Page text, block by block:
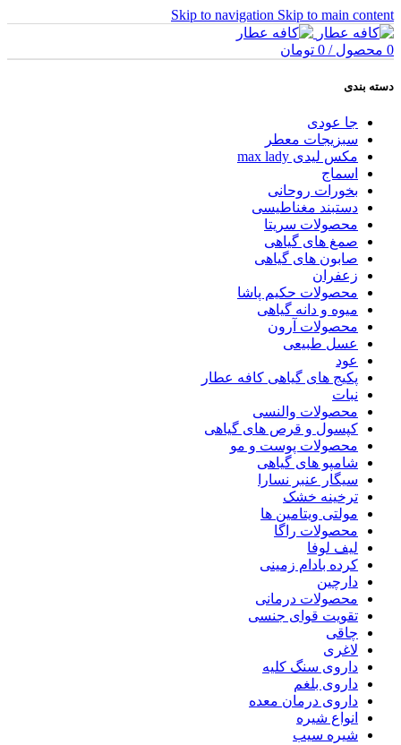
Skip to navigation Skip to main content
0 محصول /
0 تومان
دسته بندی
جا عودی
سبزیجات معطر
مکس لیدی max lady
اسماج
بخورات روحانی
دستبند مغناطیسی
محصولات سریتا
صمغ های گیاهی
صابون های گیاهی
زعفران
محصولات حکیم پاشا
میوه و دانه گیاهی
محصولات آرون
عسل طبیعی
عود
پکیج های گیاهی کافه عطار
نبات
محصولات والنسی
کپسول و قرص های گیاهی
محصولات پوست و مو
شامپو های گیاهی
سیگار عنبر نسارا
ترخینه خشک
مولتی ویتامین ها
محصولات راگا
لیف لوفا
کرده بادام زمینی
دارچین
محصولات درمانی
تقویت قوای جنسی
چاقی
لاغری
داروی سنگ کلیه
داروی بلغم
داروی درمان معده
انواع شیره
شیره سیب